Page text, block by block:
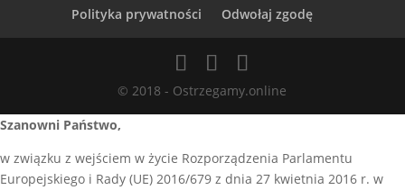
Polityka prywatności Odwołaj zgodę
© 2018 - Ostrzegamy.online
Szanowni Państwo,
w związku z wejściem w życie Rozporządzenia Parlamentu
Europejskiego i Rady (UE) 2016/679 z dnia 27 kwietnia 2016 r. w